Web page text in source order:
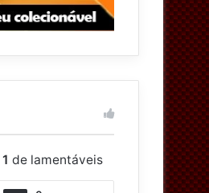
1 de lamentáveis